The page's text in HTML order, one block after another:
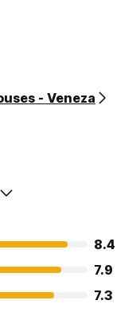
- Veneza
8.4
7.9
7.3